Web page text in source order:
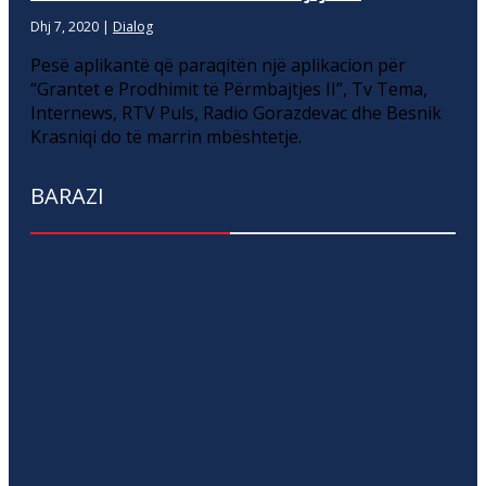
Dhj 7, 2020 | Dialog
Pesë aplikantë që paraqitën një aplikacion për
“Grantet e Prodhimit të Përmbajtjes II”, Tv Tema,
Internews, RTV Puls, Radio Gorazdevac dhe Besnik
Krasniqi do të marrin mbështetje.
BARAZI